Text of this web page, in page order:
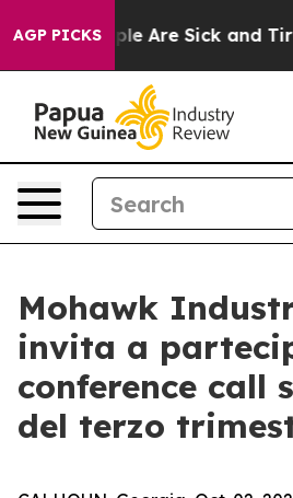
AGP PICKS
“People Are Sick and
Mohawk
invita a
conference call
del terzo